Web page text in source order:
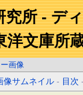
究所 - デ
洋文庫所
画像
像サムネイル - 目次